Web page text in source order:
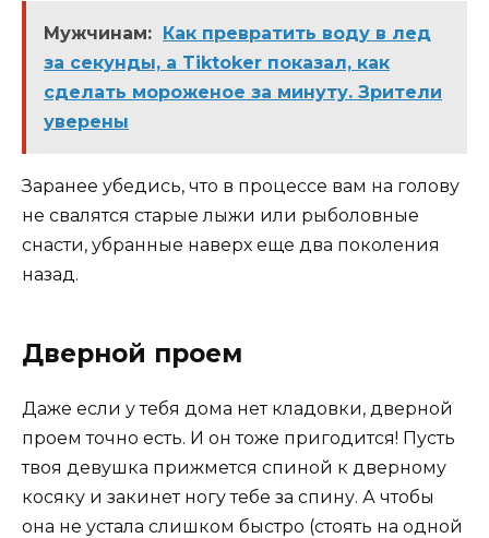
Мужчинам: Как превратить воду в лед
за секунды, а Tiktoker показал, как
сделать мороженое за минуту. Зрители
уверены
Заранее убедись, что в процессе вам на голову
не свалятся старые лыжи или рыболовные
снасти, убранные наверх еще два поколения
назад.
Дверной проем
Даже если у тебя дома нет кладовки, дверной
проем точно есть. И он тоже пригодится! Пусть
твоя девушка прижмется спиной к дверному
косяку и закинет ногу тебе за спину. А чтобы
она не устала слишком быстро (стоять на одной